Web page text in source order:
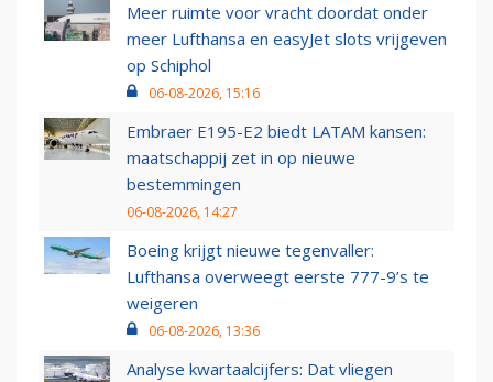
Meer ruimte voor vracht doordat onder
meer Lufthansa en easyJet slots vrijgeven
op Schiphol
06-08-2026, 15:16
Embraer E195-E2 biedt LATAM kansen:
maatschappij zet in op nieuwe
bestemmingen
06-08-2026, 14:27
Boeing krijgt nieuwe tegenvaller:
Lufthansa overweegt eerste 777-9’s te
weigeren
06-08-2026, 13:36
Analyse kwartaalcijfers: Dat vliegen